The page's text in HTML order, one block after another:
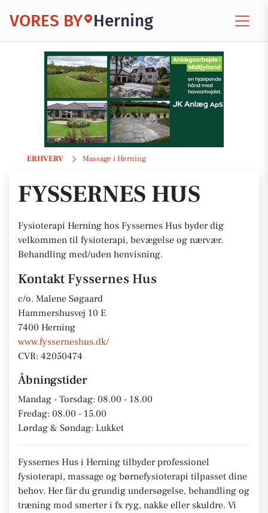
VORES BY Herning
ERHVERV Massage i Herning
Fyssernes Hus
FYSSERNES HUS
Fysioterapi Herning hos Fyssernes Hus byder dig
velkommen til fysioterapi, bevægelse og nærvær.
Behandling med/uden henvisning.
Kontakt Fyssernes Hus
c/o. Malene Søgaard
Hammershusvej 10 E
7400 Herning
www.fysserneshus.dk/
CVR: 42050474
Åbningstider
Mandag - Torsdag: 08.00 - 18.00
Fredag: 08.00 - 15.00
Lørdag & Søndag: Lukket
Fyssernes Hus i Herning tilbyder professionel
fysioterapi, massage og børnefysioterapi tilpasset dine
behov. Her får du grundig undersøgelse, behandling og
træning mod smerter i fx ryg, nakke eller skuldre. Vi